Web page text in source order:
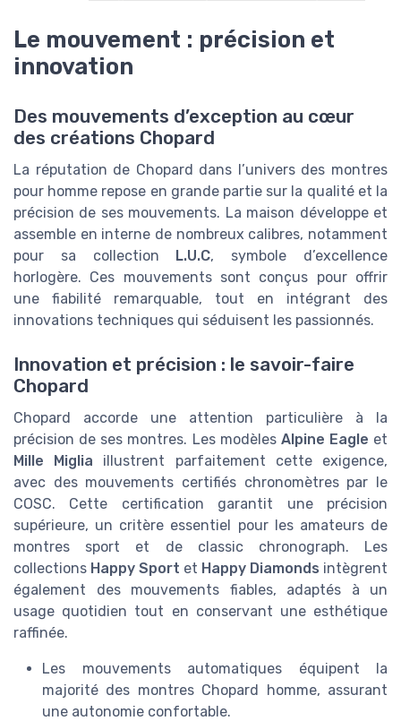
Le mouvement : précision et
innovation
Des mouvements d’exception au cœur
des créations Chopard
La réputation de Chopard dans l’univers des montres
pour homme repose en grande partie sur la qualité et la
précision de ses mouvements. La maison développe et
assemble en interne de nombreux calibres, notamment
pour sa collection
L.U.C, symbole d’excellence
horlogère. Ces mouvements sont conçus pour offrir
une fiabilité remarquable, tout en intégrant des
innovations techniques qui séduisent les passionnés.
Innovation et précision : le savoir-faire
Chopard
Chopard accorde une attention particulière à la
précision de ses montres. Les modèles Alpine Eagle et
Mille Miglia illustrent parfaitement cette exigence,
avec des mouvements certifiés chronomètres par le
COSC. Cette certification garantit une précision
supérieure, un critère essentiel pour les amateurs de
montres sport et de classic chronograph. Les
collections Happy Sport et Happy Diamonds intègrent
également des mouvements fiables, adaptés à un
usage quotidien tout en conservant une esthétique
raffinée.
Les mouvements automatiques équipent la
majorité des montres Chopard homme, assurant
une autonomie confortable.